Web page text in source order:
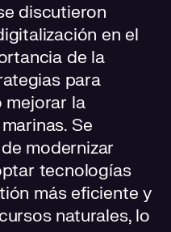
discutieron
en el
de la
para
mejorar la
Se
modernizar
tecnologías
más eficiente y
naturales, lo